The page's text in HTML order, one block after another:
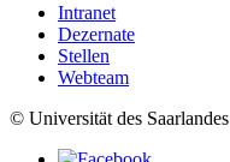
Intranet
Dezernate
Stellen
Webteam
© Universität des Saarlandes